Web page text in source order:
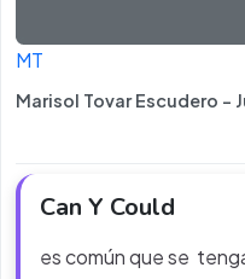
MT
Marisol Tovar Escudero -
Can Y Could
es común que se